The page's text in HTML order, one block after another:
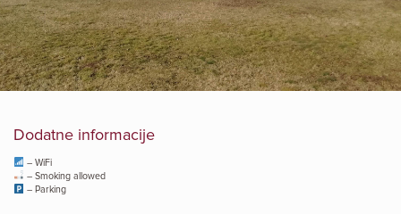
Dodatne informacije
– WiFi
– Smoking allowed
– Parking